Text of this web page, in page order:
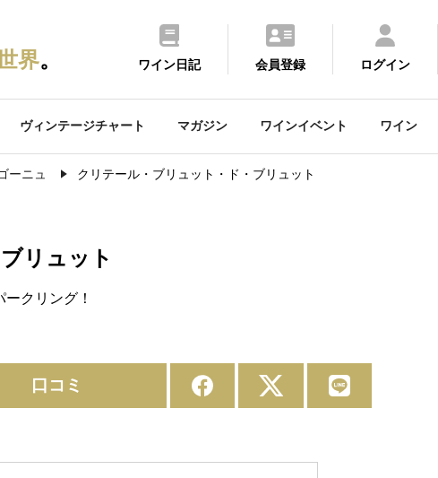
界。 ワイン日記 会員登録 ログイン
ヴィンテージチャート マガジン ワインイベント ワイン
ーニュ クリテール・ブリュット・ド・ブリュット
リュット
ークリング！
口コミ